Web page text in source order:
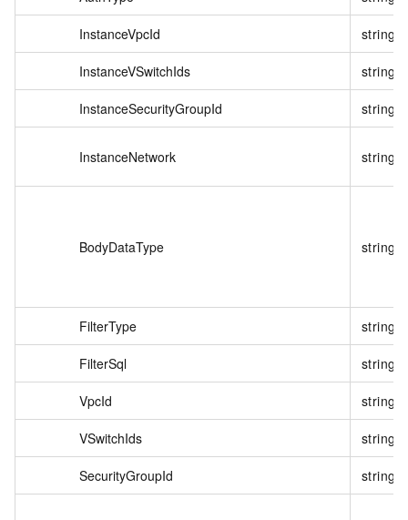
InstanceVpcId string
InstanceVSwitchIds string
InstanceSecurityGroupId string
InstanceNetwork string
BodyDataType string
FilterType string
FilterSql string
VpcId string
VSwitchIds string
SecurityGroupId string